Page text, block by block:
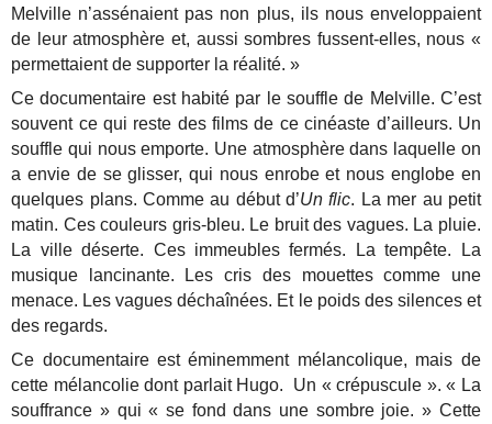
Melville n’assénaient pas non plus, ils nous enveloppaient
de leur atmosphère et, aussi sombres fussent-elles, nous «
permettaient de supporter la réalité. »
Ce documentaire est habité par le souffle de Melville. C’est
souvent ce qui reste des films de ce cinéaste d’ailleurs. Un
souffle qui nous emporte. Une atmosphère dans laquelle on
a envie de se glisser, qui nous enrobe et nous englobe en
quelques plans. Comme au début d’Un flic. La mer au petit
matin. Ces couleurs gris-bleu. Le bruit des vagues. La pluie.
La ville déserte. Ces immeubles fermés. La tempête. La
musique lancinante. Les cris des mouettes comme une
menace. Les vagues déchaînées. Et le poids des silences et
des regards.
Ce documentaire est éminemment mélancolique, mais de
cette mélancolie dont parlait Hugo. Un « crépuscule ». « La
souffrance » qui « se fond dans une sombre joie. » Cette